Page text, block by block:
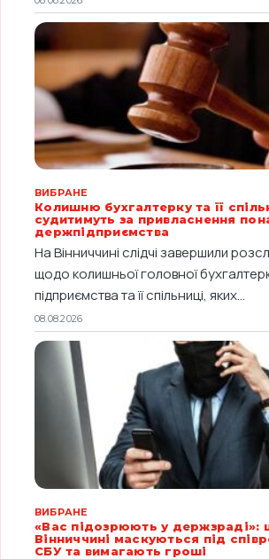
ВИБРАНЕ
Колишню бухгалтерку та її
судитимуть за привласнення
держпідприємства
На Вінниччині слідчі завершили
щодо колишньої головної
підприємства та її спільниці, яких...
08.08.2026
ВИБРАНЕ
«Вас підозрюють у держзраді»:
Вінниччині маскуються під
СБУ та вимагають гроші